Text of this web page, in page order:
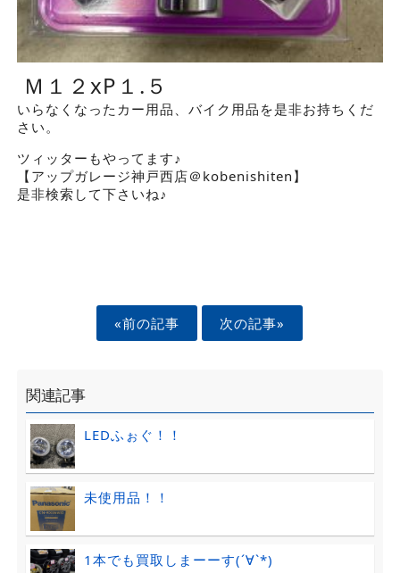
Ｍ１２xP１.５
いらなくなったカー用品、バイク用品を是非お持ちくだ
さい。
ツィッターもやってます♪
【アップガレージ神戸西店＠kobenishiten】
是非検索して下さいね♪
«前の記事 次の記事»
関連記事
LEDふぉぐ！！
未使用品！！
1本でも買取しまーーす(´∀`*)